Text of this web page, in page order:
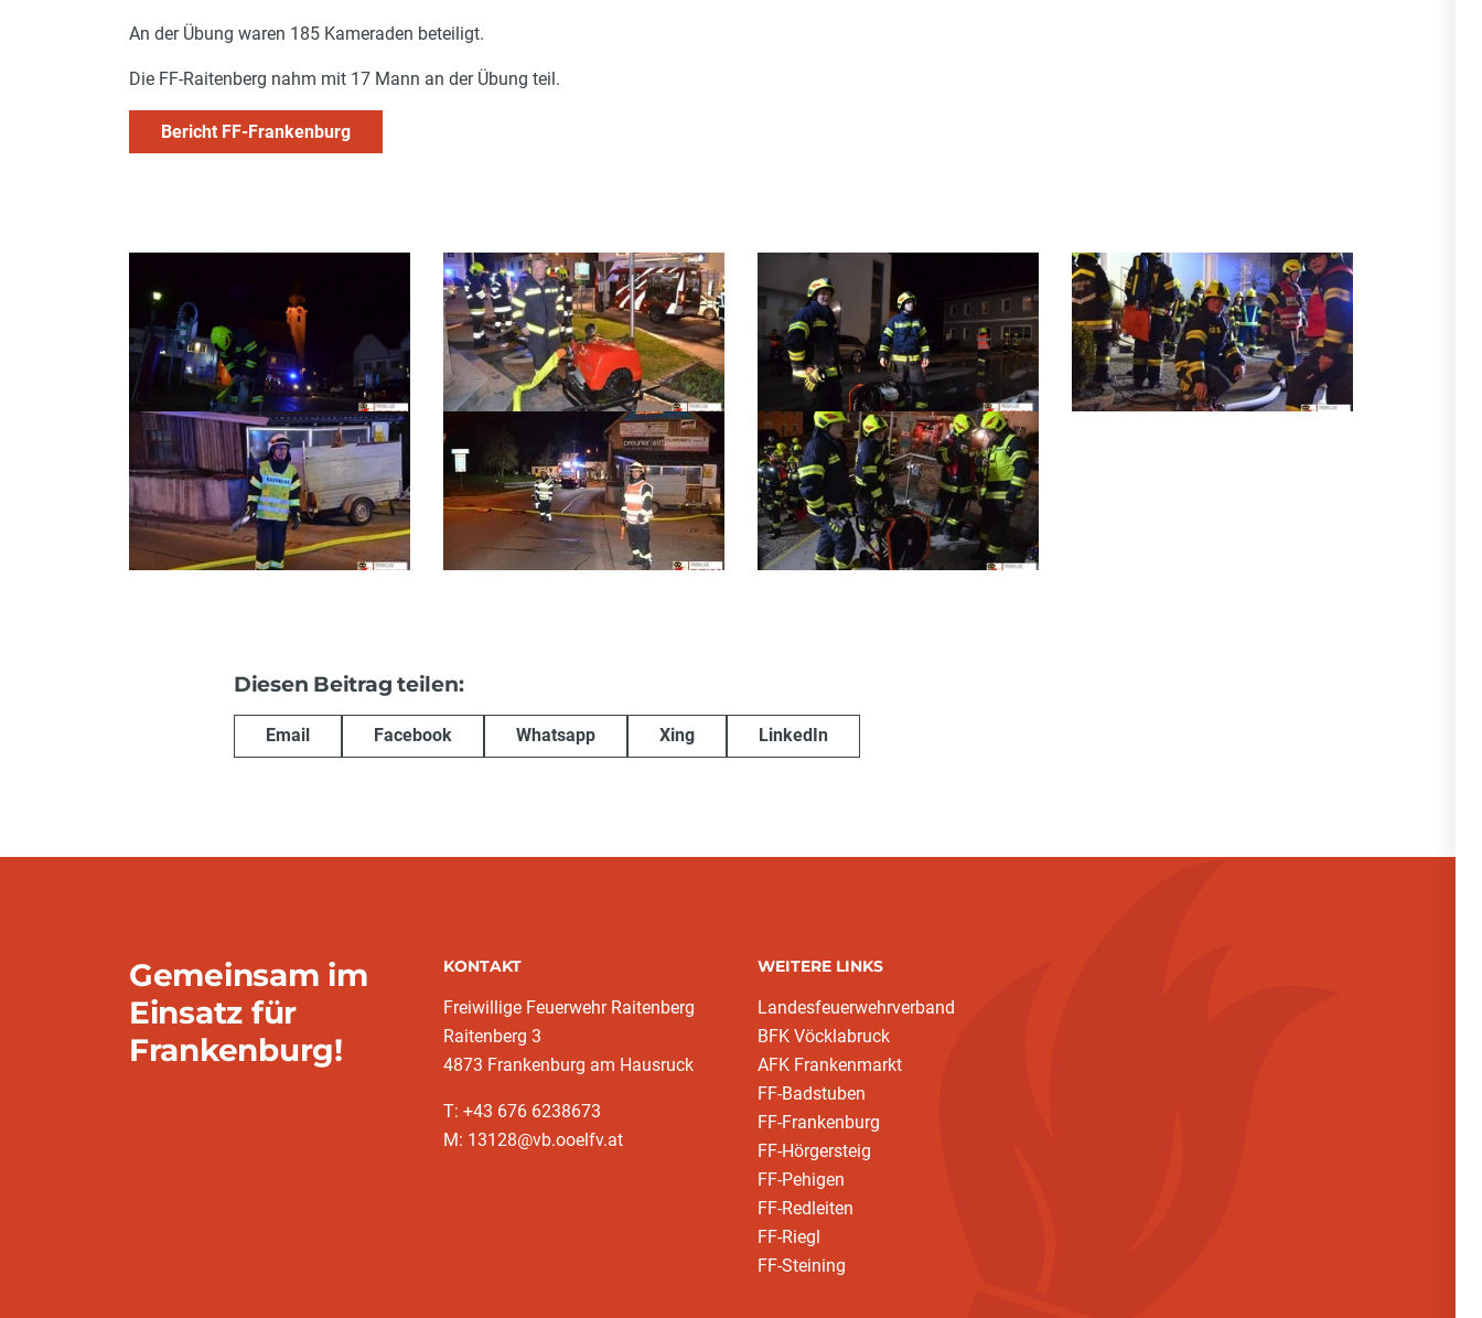
An der Übung waren 185 Kameraden beteiligt.
Die FF-Raitenberg nahm mit 17 Mann an der Übung teil.
Bericht FF-Frankenburg
Diesen Beitrag teilen:
Email Facebook Whatsapp Xing LinkedIn
Gemeinsam im
Einsatz für
Frankenburg!
KONTAKT
Freiwillige Feuerwehr Raitenberg
Raitenberg 3
4873 Frankenburg am Hausruck
T: +43 676 6238673
M: 13128@vb.ooelfv.at
WEITERE LINKS
Landesfeuerwehrverband
BFK Vöcklabruck
AFK Frankenmarkt
FF-Badstuben
FF-Frankenburg
FF-Hörgersteig
FF-Pehigen
FF-Redleiten
FF-Riegl
FF-Steining